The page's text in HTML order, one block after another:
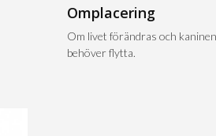
Omplacering
Om livet förändras och kaninen
behöver flytta.